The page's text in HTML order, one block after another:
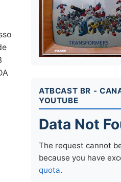
ATBCAST BR -
YOUTUBE
Data Not
The request cannot
because you have
quota.